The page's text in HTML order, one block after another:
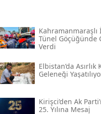
Kahramanmaraşlı
Tünel Göçüğünde
Verdi
Elbistan’da Asırlık
Geleneği
Kirişci’den Ak
25. Yılına Mesaj